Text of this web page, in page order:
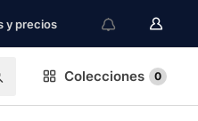
y precios
Colecciones 0